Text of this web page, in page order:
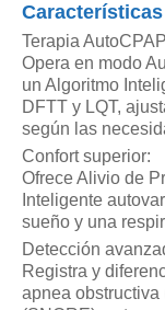
transporte
+
Tubo
calefaccionado
+
Mascarilla
nasal
o
full
face
de
la
marca
sunnygrand
cantidad
Terapia
Opera en modo
un Algoritmo
DFTT y LQT,
según las
Confort superior:
Ofrece Alivio de
Inteligente
sueño y una
Detección
Registra y
apnea